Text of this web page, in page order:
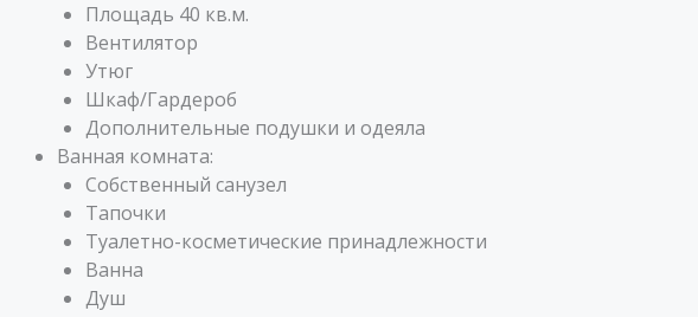
Площадь 40 кв.м.
Вентилятор
Утюг
Шкаф/Гардероб
Дополнительные подушки и одеяла
Ванная комната:
Собственный санузел
Тапочки
Туалетно-косметические принадлежности
Ванна
Душ